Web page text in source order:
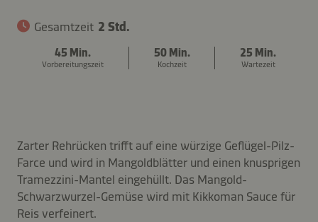
Gesamtzeit 2 Std.
45 Min.
Vorbereitungszeit
50 Min.
Kochzeit
25 Min.
Wartezeit
Zarter Rehrücken trifft auf eine würzige Geflügel-Pilz-
Farce und wird in Mangoldblätter und einen knusprigen
Tramezzini-Mantel eingehüllt. Das Mangold-
Schwarzwurzel-Gemüse wird mit Kikkoman Sauce für
Reis verfeinert.